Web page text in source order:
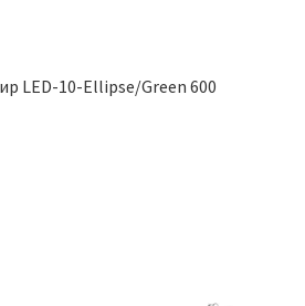
LED-10-Ellipse/Green 600